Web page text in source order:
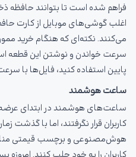
فراهم شده است تا بتوانند حافظه
می‌کنند. نکته‌ای که هنگام خرید
سرعت خواندن و نوشتن این قطعه
پایین استفاده کنید، فایل‌ها با
ساعت هوشمند
ساعت‌های هوشمند در ابتدای عرضه
کاربران قرار نگرفتند، اما با
هوش‌مصنوعی و برچسب قیمتی